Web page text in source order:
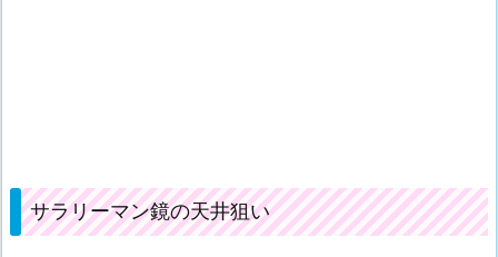
サラリーマン鏡の天井狙い